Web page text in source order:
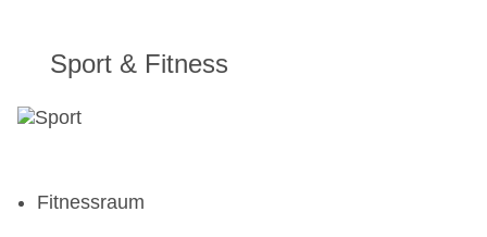
Sport & Fitness
Fitnessraum